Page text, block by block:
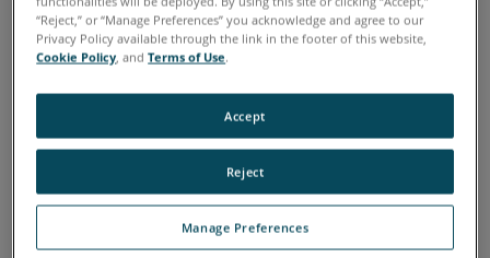
“Reject,” or “Manage Preferences” you acknowledge and agree to our
Privacy Policy available through the link in the footer of this website,
Cookie Policy, andTerms of Use.
Manage Preferences
Reject
Accept